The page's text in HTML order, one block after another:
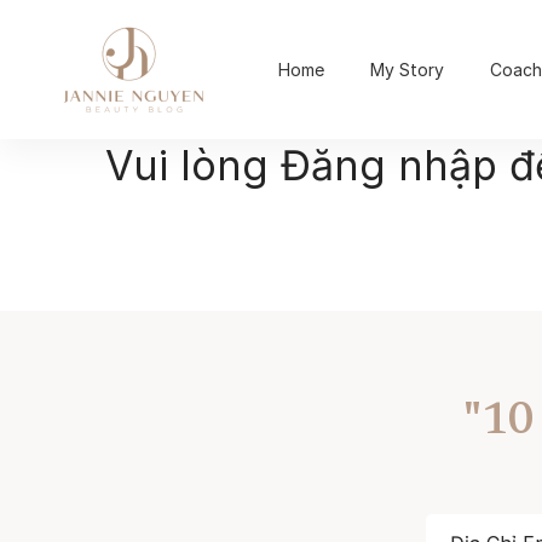
Home My Story
Vui lòng Đăng nhập
"10